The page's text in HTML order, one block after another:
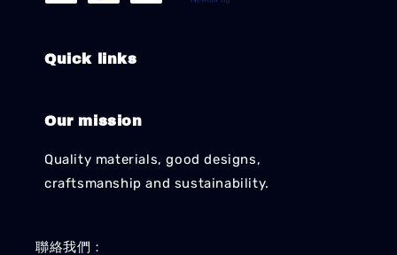
Quick links
Our mission
Quality materials, good designs,
craftsmanship and sustainability.
聯絡我們：